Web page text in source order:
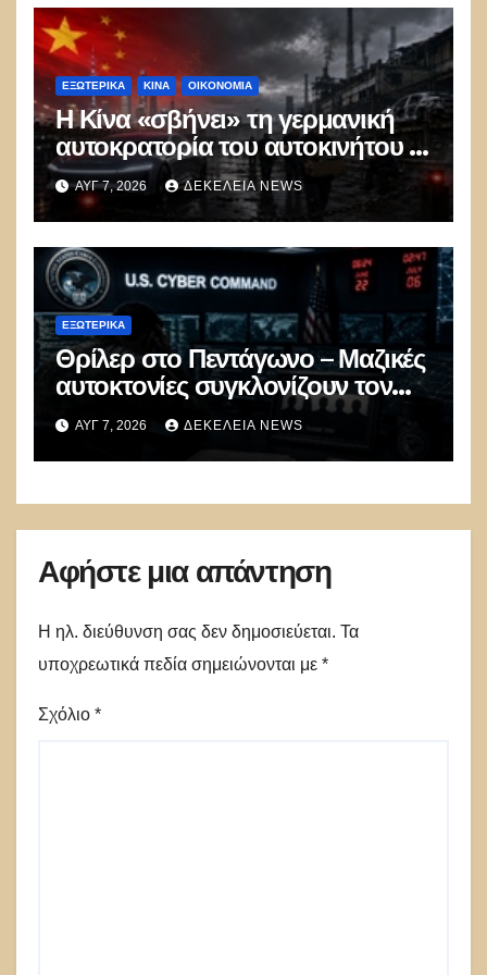
ΕΞΩΤΕΡΙΚΑ ΚΊΝΑ ΟΙΚΟΝΟΜΙΑ
Η Κίνα «σβήνει» τη γερμανική
αυτοκρατορία του αυτοκινήτου –
100.000 απολύσεις, λουκέτα και
πολιτικός πανικός
ΑΥΓ 7, 2026 ΔΕΚΈΛΕΙΑ NEWS
ΕΞΩΤΕΡΙΚΑ
Θρίλερ στο Πεντάγωνο – Μαζικές
αυτοκτονίες συγκλονίζουν τον
μυστικό στρατό
κυβερνοπολέμου των ΗΠΑ
ΑΥΓ 7, 2026 ΔΕΚΈΛΕΙΑ NEWS
Αφήστε μια απάντηση
Η ηλ. διεύθυνση σας δεν δημοσιεύεται. Τα
υποχρεωτικά πεδία σημειώνονται με *
Σχόλιο *